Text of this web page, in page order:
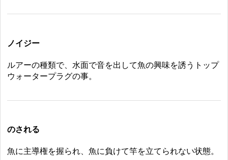
ノイジー
ルアーの種類で、水面で音を出して魚の興味を誘うトップ
ウォータープラグの事。
のされる
魚に主導権を握られ、魚に負けて竿を立てられない状態。